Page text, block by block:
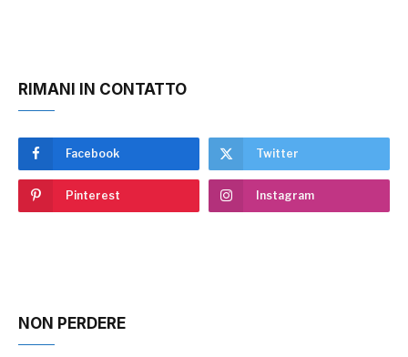
RIMANI IN CONTATTO
Facebook Twitter
Pinterest Instagram
NON PERDERE